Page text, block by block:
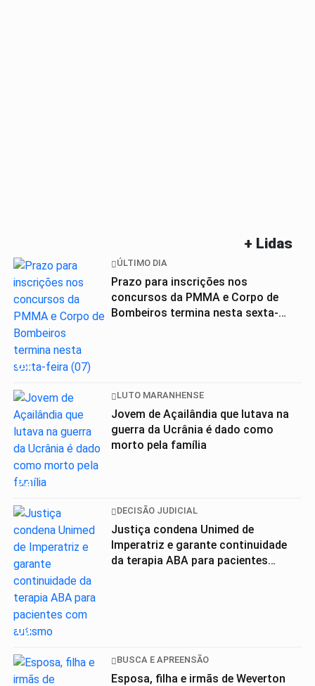
+ Lidas
01
ÚLTIMO DIA
Prazo para inscrições nos
concursos da PMMA e Corpo de
Bombeiros termina nesta sexta-
02
LUTO MARANHENSE
Jovem de Açailândia que lutava na
guerra da Ucrânia é dado como
morto pela família
03
DECISÃO JUDICIAL
Justiça condena Unimed de
Imperatriz e garante continuidade
da terapia ABA para pacientes
BUSCA E APREENSÃO
Esposa, filha e irmãs de Weverton